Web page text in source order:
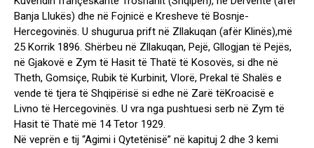
Banja Llukës) dhe në Fojnicë e Kresheve të Bosnje-
Hercegovinës. U shugurua prift në Zllakuqan (afër Klinës),më
25 Korrik 1896. Shërbeu në Zllakuqan, Pejë, Gllogjan të Pejës,
në Gjakovë e Zym të Hasit të Thatë të Kosovës, si dhe në
Theth, Gomsiçe, Rubik të Kurbinit, Vlorë, Prekal të Shalës e
vende të tjera të Shqipërisë si edhe në Zarë tëKroacisë e
Livno të Hercegovinës. U vra nga pushtuesi serb në Zym të
Hasit të Thatë më 14 Tetor 1929.
Në veprën e tij “Agimi i Qytetënisë” në kapituj 2 dhe 3 kemi